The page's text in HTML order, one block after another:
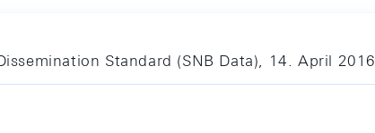
Standard (SNB Data), 14. April 2016